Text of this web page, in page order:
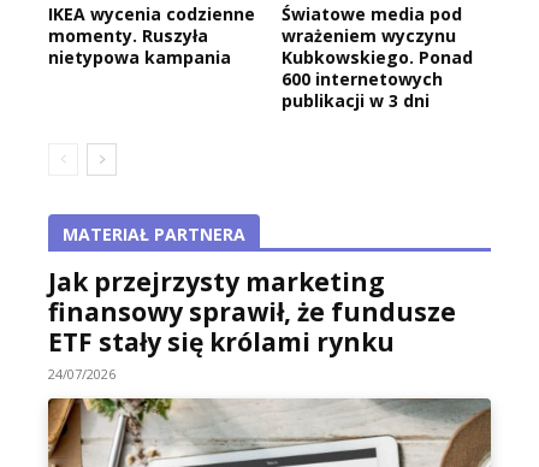
IKEA wycenia codzienne
momenty. Ruszyła
nietypowa kampania
Światowe media pod
wrażeniem wyczynu
Kubkowskiego. Ponad
600 internetowych
publikacji w 3 dni
MATERIAŁ PARTNERA
Jak przejrzysty marketing
finansowy sprawił, że fundusze
ETF stały się królami rynku
24/07/2026